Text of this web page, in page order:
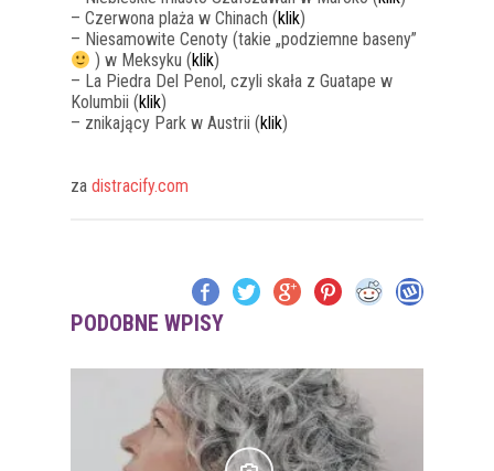
– Czerwona plaża w Chinach (klik)
– Niesamowite Cenoty (takie „podziemne baseny”
) w Meksyku (klik)
– La Piedra Del Penol, czyli skała z Guatape w
Kolumbii (klik)
– znikający Park w Austrii (klik)
za distracify.com
PODOBNE WPISY